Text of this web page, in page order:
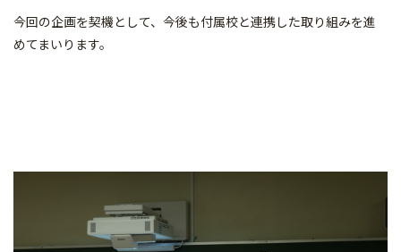
今回の企画を契機として、今後も付属校と連携した取り組みを進
めてまいります。